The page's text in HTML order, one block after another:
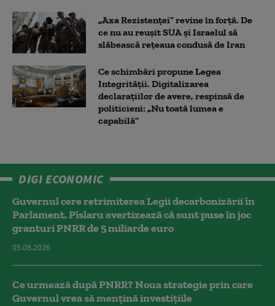
„Axa Rezistenței” revine în forță. De
ce nu au reușit SUA și Israelul să
slăbească rețeaua condusă de Iran
Ce schimbări propune Legea
Integrității. Digitalizarea
declarațiilor de avere, respinsă de
politicieni: „Nu toată lumea e
capabilă”
DIGI ECONOMIC
Guvernul cere retrimiterea Legii decarbonizării în
Parlament. Pîslaru avertizează că sunt puse în joc
granturi PNRR de 5 miliarde euro
05.08.2026
Ce urmează după PNRR? Noua strategie prin care
Guvernul vrea să mențină investițiile